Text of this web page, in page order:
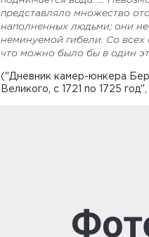
представляло множество
наполненных людьми; они
неминуемой гибели. Со всех
что можно было бы в один
("Дневник камер-юнкера
Великого, с 1721 по 1725